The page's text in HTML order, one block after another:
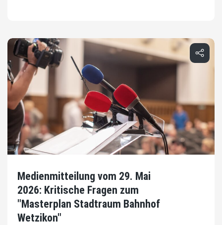
Medienmitteilung vom 29. Mai
2026: Kritische Fragen zum
"Masterplan Stadtraum Bahnhof
Wetzikon"